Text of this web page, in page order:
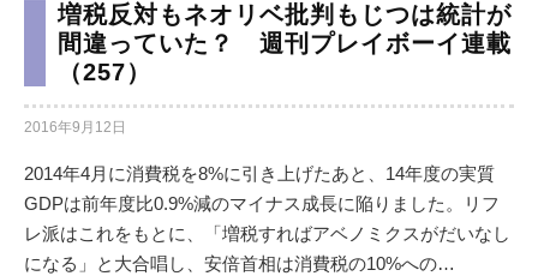
増税反対もネオリベ批判もじつは統計が
間違っていた？ 週刊プレイボーイ連載
（257）
2016年9月12日
2014年4月に消費税を8%に引き上げたあと、14年度の実質
GDPは前年度比0.9%減のマイナス成長に陥りました。リフ
レ派はこれをもとに、「増税すればアベノミクスがだいなし
になる」と大合唱し、安倍首相は消費税の10%への…